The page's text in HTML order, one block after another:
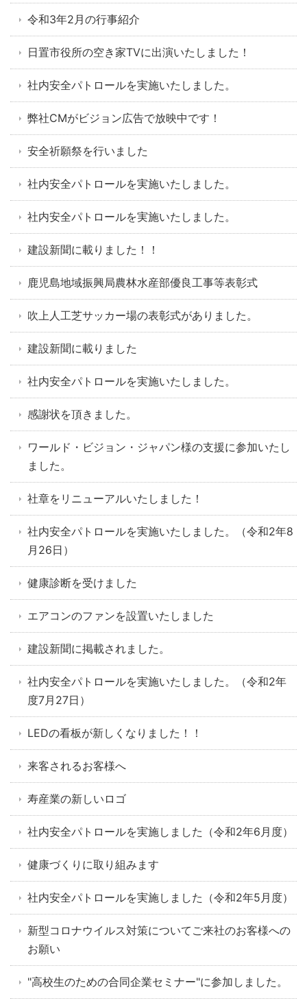
令和3年2月の行事紹介
日置市役所の空き家TVに出演いたしました！
社内安全パトロールを実施いたしました。
弊社CMがビジョン広告で放映中です！
安全祈願祭を行いました
社内安全パトロールを実施いたしました。
社内安全パトロールを実施いたしました。
建設新聞に載りました！！
鹿児島地域振興局農林水産部優良工事等表彰式
吹上人工芝サッカー場の表彰式がありました。
建設新聞に載りました
社内安全パトロールを実施いたしました。
感謝状を頂きました。
ワールド・ビジョン・ジャパン様の支援に参加いたし
ました。
社章をリニューアルいたしました！
社内安全パトロールを実施いたしました。（令和2年8
月26日）
健康診断を受けました
エアコンのファンを設置いたしました
建設新聞に掲載されました。
社内安全パトロールを実施いたしました。（令和2年
度7月27日）
LEDの看板が新しくなりました！！
来客されるお客様へ
寿産業の新しいロゴ
社内安全パトロールを実施しました（令和2年6月度）
健康づくりに取り組みます
社内安全パトロールを実施しました（令和2年5月度）
新型コロナウイルス対策についてご来社のお客様への
お願い
"高校生のための合同企業セミナー"に参加しました。